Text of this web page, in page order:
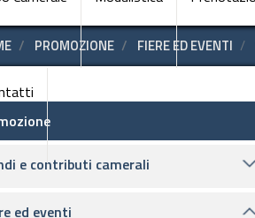
PROMOZIONE FIERE ED EVENTI
e supporto
e contributi camerali
ed eventi